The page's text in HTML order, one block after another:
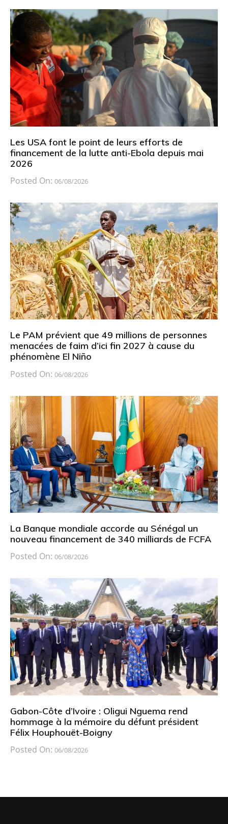
Les USA font le point de leurs efforts de
financement de la lutte anti-Ebola depuis mai
2026
Posted On: 06/08/2026
Le PAM prévient que 49 millions de personnes
menacées de faim d’ici fin 2027 à cause du
phénomène El Niño
Posted On: 06/08/2026
La Banque mondiale accorde au Sénégal un
nouveau financement de 340 milliards de FCFA
Posted On: 06/08/2026
Gabon-Côte d’Ivoire : Oligui Nguema rend
hommage à la mémoire du défunt président
Félix Houphouët-Boigny
Posted On: 06/08/2026